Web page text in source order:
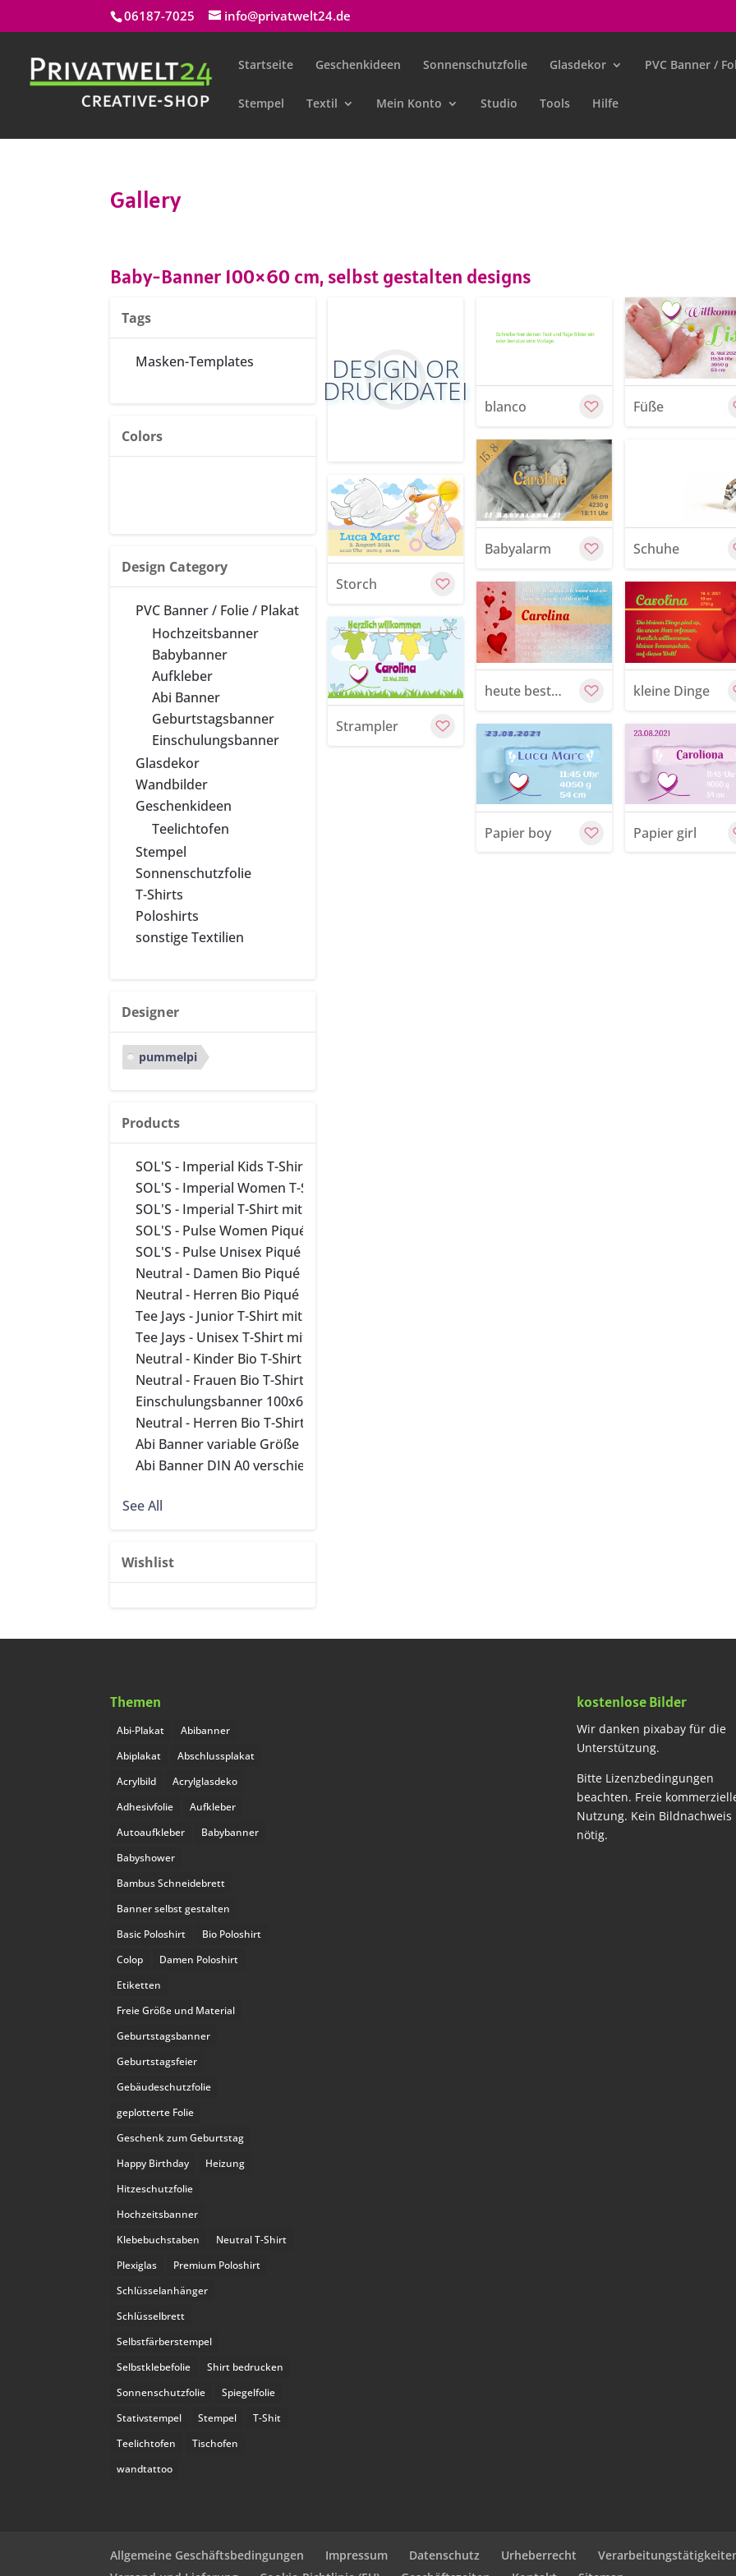
06187-7025 info@privatwelt24.de
Startseite Geschenkideen Sonnenschutzfolie Glasdekor PVC Banner /
Stempel Textil Mein Konto Studio Tools Hilfe
Gallery
Baby-Banner 100×60 cm, selbst gestalten designs
Tags
Masken-Templates
Colors
Design Category
PVC Banner / Folie / Plakat
Hochzeitsbanner
Babybanner
Aufkleber
Abi Banner
Geburtstagsbanner
Einschulungsbanner
Glasdekor
Wandbilder
Geschenkideen
Teelichtofen
Stempel
Sonnenschutzfolie
T-Shirts
Poloshirts
sonstige Textilien
Designer
pummelpi
Products
SOL'S - Imperial Kids T-Shirt mit Aufdruck
SOL'S - Imperial Women T-Shirt mit Aufdruck
SOL'S - Imperial T-Shirt mit Aufdruck
SOL'S - Pulse Women Piqué Polo mit Aufdruck
SOL'S - Pulse Unisex Piqué Polo mit Aufdruck
Neutral - Damen Bio Piqué Polo mit Aufdruck
Neutral - Herren Bio Piqué Polo mit Aufdruck
Tee Jays - Junior T-Shirt mit Aufdruck
Tee Jays - Unisex T-Shirt mit Aufdruck
Neutral - Kinder Bio T-Shirt mit Aufdruck
Neutral - Frauen Bio T-Shirt mit Aufdruck
Einschulungsbanner 100x60 cm verschiedene Vorlagen
Neutral - Herren Bio T-Shirt mit Aufdruck
Abi Banner variable Größe
Abi Banner DIN A0 verschiedene Vorlagen
See All
Wishlist
DESIGN OR
DRUCKDATEI blanco Füße
Babyalarm
Vorschau
Schuhe
Customize
Storch
heute bestimme ich
Vorschau
kleine Dinge
Customize
Strampler
Papier boy
Vorschau
Papier girl
Themen
Abi-Plakat
Abibanner
Abiplakat
Abschlussplakat
Acrylbild
Acrylglasdeko
Adhesivfolie
Aufkleber
Autoaufkleber
Babybanner
Babyshower
Bambus Schneidebrett
Banner selbst gestalten
Basic Poloshirt
Bio Poloshirt
Colop
Damen Poloshirt
Etiketten
Freie Größe und Material
Geburtstagsbanner
Geburtstagsfeier
Gebäudeschutzfolie
geplotterte Folie
Geschenk zum Geburtstag
Happy Birthday
Heizung
Hitzeschutzfolie
Hochzeitsbanner
Klebebuchstaben
Neutral T-Shirt
Plexiglas
Premium Poloshirt
Schlüsselanhänger
Schlüsselbrett
Selbstfärberstempel
Selbstklebefolie
Shirt bedrucken
Sonnenschutzfolie
Spiegelfolie
Stativstempel
Stempel
T-Shit
Teelichtofen
Tischofen
wandtattoo
kostenlose Bilder
Wir danken pixabay für die
Unterstützung.
Bitte Lizenzbedingungen
beachten. Freie
Nutzung. Kein Bildnachweis
nötig.
Allgemeine Geschäftsbedingungen Impressum Datenschutz Urheberrecht